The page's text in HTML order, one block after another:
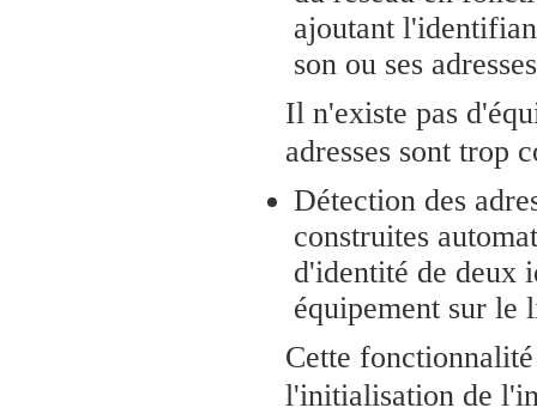
ajoutant
son ou ses
Il n'existe pas
adresses sont trop
Détection des
construites
d'identité de deux
équipement sur le
Cette
l'initialisation de